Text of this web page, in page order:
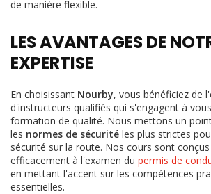
de manière flexible.
LES AVANTAGES DE
EXPERTISE
En choisissant Nourby, vous bénéficiez de
d'instructeurs qualifiés qui s'engagent à
formation de qualité. Nous mettons un
les normes de sécurité les plus strictes
sécurité sur la route. Nos cours sont
efficacement à l'examen du permis de
en mettant l'accent sur les compétences
essentielles.